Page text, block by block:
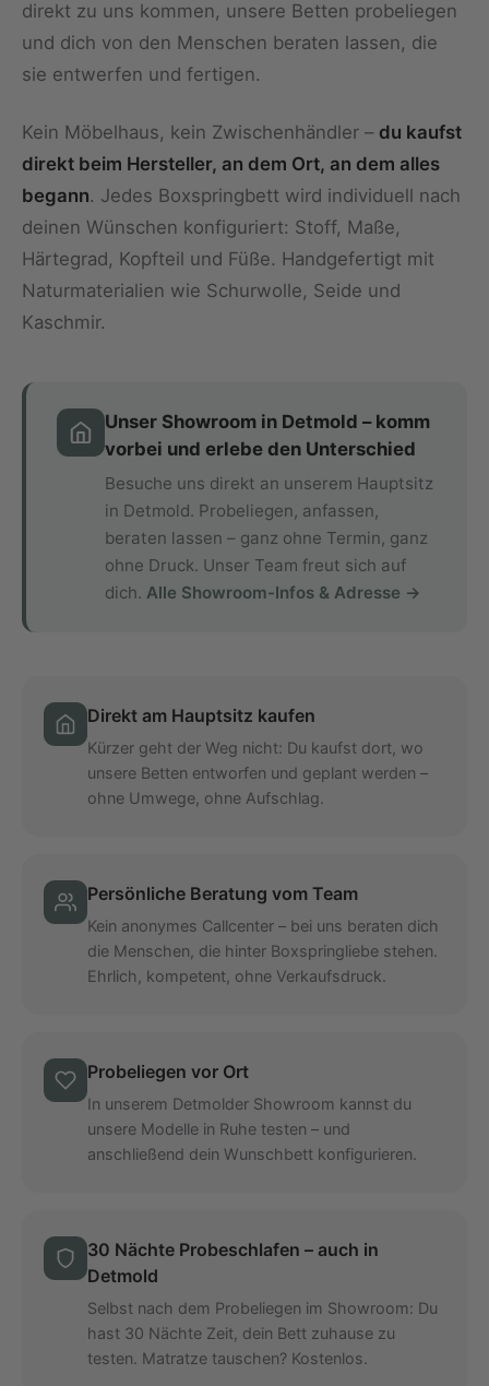
direkt zu uns kommen, unsere Betten probeliegen
und dich von den Menschen beraten lassen, die
sie entwerfen und fertigen.
Kein Möbelhaus, kein Zwischenhändler – du kaufst
direkt beim Hersteller, an dem Ort, an dem alles
begann. Jedes Boxspringbett wird individuell nach
deinen Wünschen konfiguriert: Stoff, Maße,
Härtegrad, Kopfteil und Füße. Handgefertigt mit
Naturmaterialien wie Schurwolle, Seide und
Kaschmir.
Unser Showroom in Detmold – komm
vorbei und erlebe den Unterschied
Besuche uns direkt an unserem Hauptsitz
in Detmold. Probeliegen, anfassen,
beraten lassen – ganz ohne Termin, ganz
ohne Druck. Unser Team freut sich auf
dich. Alle Showroom-Infos & Adresse →
Direkt am Hauptsitz kaufen
Kürzer geht der Weg nicht: Du kaufst dort, wo
unsere Betten entworfen und geplant werden –
ohne Umwege, ohne Aufschlag.
Persönliche Beratung vom Team
Kein anonymes Callcenter – bei uns beraten dich
die Menschen, die hinter Boxspringliebe stehen.
Ehrlich, kompetent, ohne Verkaufsdruck.
Probeliegen vor Ort
In unserem Detmolder Showroom kannst du
unsere Modelle in Ruhe testen – und
anschließend dein Wunschbett konfigurieren.
30 Nächte Probeschlafen – auch in
Detmold
Selbst nach dem Probeliegen im Showroom: Du
hast 30 Nächte Zeit, dein Bett zuhause zu
testen. Matratze tauschen? Kostenlos.